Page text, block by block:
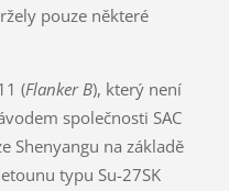
pouze některé
(Flanker B), který není
společnosti SAC
Shenyangu na základě
typu Su-27SK